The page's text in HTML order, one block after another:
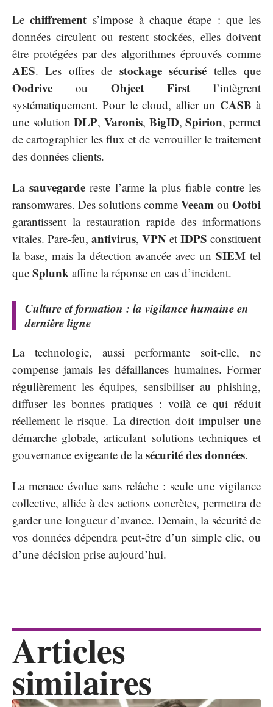
Lechiffrement s’impose à chaque étape : que les
données circulent ou restent stockées, elles doivent
être protégées par des algorithmes éprouvés comme
AES. Les offres de stockage sécurisé telles que
Oodrive ou Object First l’intègrent
systématiquement. Pour le cloud, allier un CASB à
une solutionDLP,Varonis, BigID,Spirion, permet
de cartographier les flux et de verrouiller le traitement
des données clients.
La sauvegardereste l’arme la plus fiable contre les
ransomwares. Des solutions comme Veeam ou Ootbi
garantissent la restauration rapide des informations
vitales. Pare-feu, antivirus, VPN et IDPS constituent
la base, mais la détection avancée avec unSIEM tel
que Splunk affine la réponse en cas d’incident.
Culture et formation : la vigilance humaine en
dernière ligne
La technologie, aussi performante soit-elle, ne
compense jamais les défaillances humaines. Former
régulièrement les équipes, sensibiliser au phishing,
diffuser les bonnes pratiques : voilà ce qui réduit
réellement le risque. La direction doit impulser une
démarche globale, articulant solutions techniques et
gouvernance exigeante de lasécurité des données.
La menace évolue sans relâche : seule une vigilance
collective, alliée à des actions concrètes, permettra de
garder une longueur d’avance. Demain, la sécurité de
vos données dépendra peut-être d’un simple clic, ou
d’une décision prise aujourd’hui.
Articles
similaires